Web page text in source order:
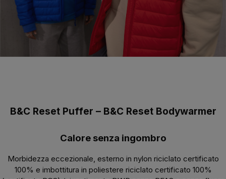
B&C Reset Puffer – B&C Reset Bodywarmer
Calore senza ingombro
Morbidezza eccezionale, esterno in nylon riciclato certificato
100% e imbottitura in poliestere riciclato certificato 100%